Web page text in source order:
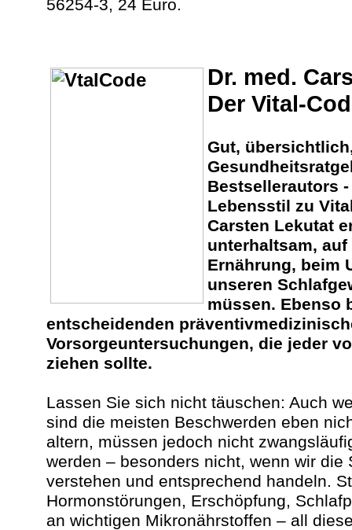
56254-3, 24 Euro.
Dr. med.
Der Vital-
Gut,
Bestsellerautors
Lebensstil zu
Carsten Lekutat
unterhaltsam,
Ernährung, beim
unseren
müssen. Ebenso
entscheidenden
Vorsorgeuntersuchungen, die jeder
ziehen sollte.
Lassen Sie sich nicht täuschen: Auch
sind die meisten Beschwerden eben
altern, müssen jedoch nicht
werden – besonders nicht, wenn wir die
verstehen und entsprechend handeln.
Hormonstörungen, Erschöpfung,
an wichtigen Mikronährstoffen – all